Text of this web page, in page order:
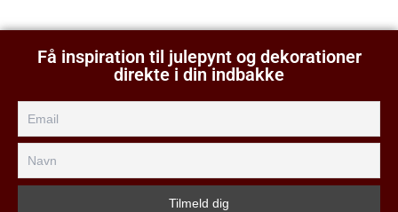
Få inspiration til julepynt og dekorationer
direkte i din indbakke